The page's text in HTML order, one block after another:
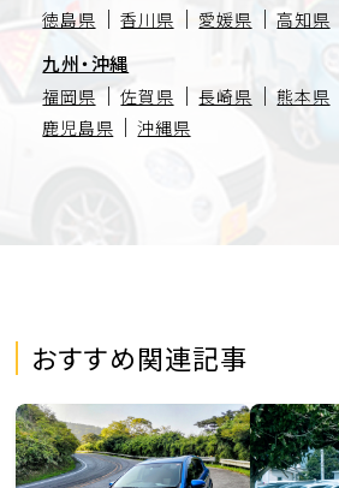
徳島県 香川県 愛媛県 高知県
九州・沖縄
福岡県 佐賀県 長崎県 熊本県
鹿児島県
沖縄県
おすすめ関連記事